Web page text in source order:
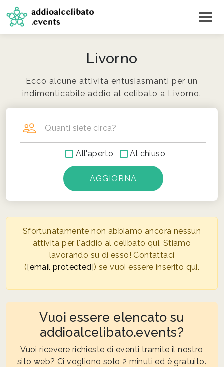
Livorno
Ecco alcune attività entusiasmanti per un
indimenticabile addio al celibato a Livorno.
Quanti siete circa?
All'aperto Al chiuso
Sfortunatamente non abbiamo ancora nessun
attività per l'addio al celibato qui. Stiamo
lavorando su di esso! Contattaci
([email protected]) se vuoi essere inserito qui.
Vuoi essere elencato su
addioalcelibato.events?
Vuoi ricevere richieste di eventi tramite il nostro
sito web? Ci vogliono solo 2 minuti ed è gratuito.